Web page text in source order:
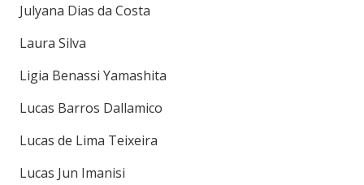
Julyana Dias da Costa
Laura Silva
Ligia Benassi Yamashita
Lucas Barros Dallamico
Lucas de Lima Teixeira
Lucas Jun Imanisi